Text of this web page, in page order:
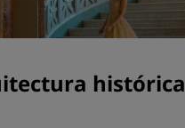
histórica